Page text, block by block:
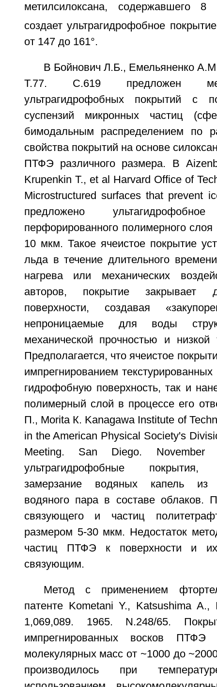
метилсилоксана, содержавшего 8
создает ультрагидрофобное
от 147 до 161°.
В Бойнович Л.Б., Емельяненко
Т.77. С.619 предложен
ультрагидрофобных покрытий с
суспензий микронных частиц
бимодальным распределением по
свойства покрытий на основе
ПТФЭ различного размера. В
Krupenkin Т., et al Harvard Office of
Microstructured surfaces that prevent
предложено
перфорированного полимерного
10 мкм. Такое ячеистое покрытие
льда в течение длительного
нагрева или механических
авторов, покрытие закрывает
поверхности, создавая
непроницаемые для воды
механической прочностью и низкой
Предполагается, что ячеистое
импрегнированием
гидрофобную поверхность, так и
полимерный слой в процессе его
П., Morita К. Kanagawa Institute of
in the American Physical Society's
Meeting. San Diego. November
ультрагидрофобные покрытия,
замерзание водяных капель из
водяного пара в составе облаков.
связующего и частиц
размером 5-30 мкм. Недостаток
частиц ПТФЭ к поверхности и
связующим.
Метод с применением
патенте Kometani Y., Katsushima
1,069,089. 1965. N.248/65.
импрегнированных восков ПТФЭ
молекулярных масс от ~1000 до
производилось при